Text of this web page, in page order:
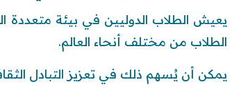
يعيش الطلاب الدوليين في بيئة متعددة
الطلاب من مختلف أنحاء العالم.
يمكن أن يُسهم ذلك في تعزيز التبادل